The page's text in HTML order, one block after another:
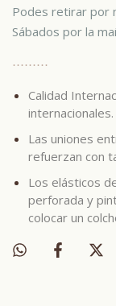
Podes retirar por
Sábados por la
⋯ ⋯⋯
Calidad
internacionales.
Las uniones
refuerzan con
Los elásticos
perforada y
colocar un